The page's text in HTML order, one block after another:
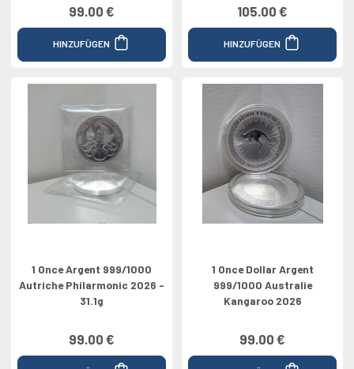
99.00 €
HINZUFÜGEN
105.00 €
HINZUFÜGEN
1 Once Argent 999/1000
Autriche Philarmonic 2026 -
31.1g
99.00 €
1 Once Dollar Argent
999/1000 Australie
Kangaroo 2026
99.00 €